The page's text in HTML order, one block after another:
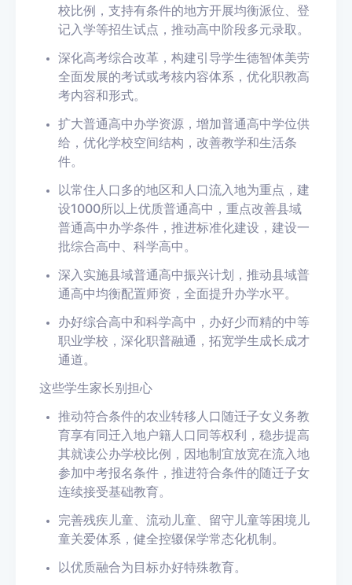
校比例，支持有条件的地方开展均衡派位、登
记入学等招生试点， 推动高中阶段多元录取。
深化高考综合改革 ，构建引导学生德智体美劳
全面发展的考试或考核内容体系， 优化职教高
考内容和形式。
扩大普通高中办学资源， 增加普通高中学位供
给 ，优化学校空间结构，改善教学和生活条
件。
以常住人口多的地区和人口流入地为重点， 建
设1000所以上优质普通高中 ，重点改善县域
普通高中办学条件，推进标准化建设，建设一
批综合高中、科学高中。
深入实施县域普通高中振兴计划，推动县域普
通高中均衡配置师资 ，全面提升办学水平。
办好综合高中和科学高中， 办好少而精的中等
职业学校 ，深化职普融通，拓宽学生成长成才
通道。
这些学生家长别担心
推动符合条件的农业转移人口随迁子女义务教
育享有同迁入地户籍人口同等权利，稳步提高
其就读公办学校比例， 因地制宜放宽在流入地
参加中考报名条件 ，推进符合条件的随迁子女
连续接受基础教育。
完善残疾儿童、流动儿童、留守儿童等困境儿
童关爱体系，健全控辍保学常态化机制。
以优质融合为目标办好特殊教育。